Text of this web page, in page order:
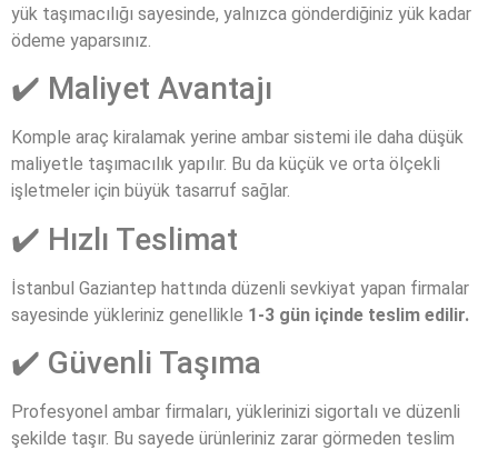
yük taşımacılığı sayesinde, yalnızca gönderdiğiniz yük kadar
ödeme yaparsınız.
✔️ Maliyet Avantajı
Komple araç kiralamak yerine ambar sistemi ile daha düşük
maliyetle taşımacılık yapılır. Bu da küçük ve orta ölçekli
işletmeler için büyük tasarruf sağlar.
✔️ Hızlı Teslimat
İstanbul Gaziantep hattında düzenli sevkiyat yapan firmalar
sayesinde yükleriniz genellikle 1-3 gün içinde teslim edilir.
✔️ Güvenli Taşıma
Profesyonel ambar firmaları, yüklerinizi sigortalı ve düzenli
şekilde taşır. Bu sayede ürünleriniz zarar görmeden teslim